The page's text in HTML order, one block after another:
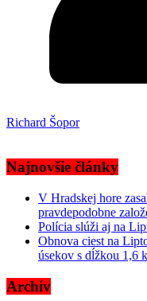
Richard Šopor
Najnovšie články
V Hradskej hore
pravdepodobne
Polícia slúži aj na
Obnova ciest na
úsekov s dĺžkou 1,6
Archív